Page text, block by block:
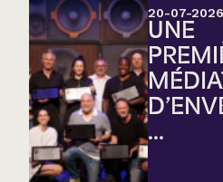
20-07-2026
UNE
...